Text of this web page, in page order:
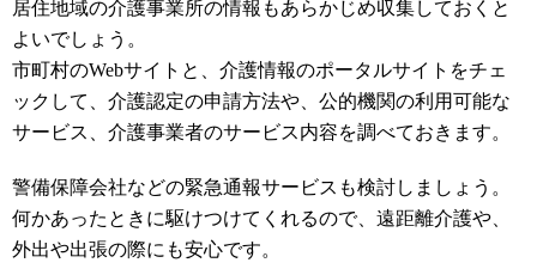
居住地域の介護事業所の情報もあらかじめ収集しておくと
よいでしょう。
市町村のWebサイトと、介護情報のポータルサイトをチェ
ックして、介護認定の申請方法や、公的機関の利用可能な
サービス、介護事業者のサービス内容を調べておきます。
警備保障会社などの緊急通報サービスも検討しましょう。
何かあったときに駆けつけてくれるので、遠距離介護や、
外出や出張の際にも安心です。